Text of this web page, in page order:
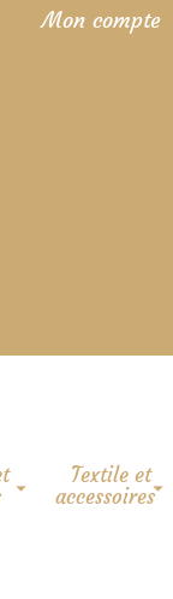
Mon compte
Textile et
accessoires